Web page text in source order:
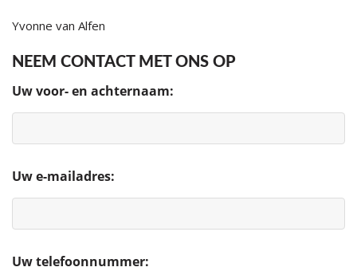
Yvonne van Alfen
NEEM CONTACT MET ONS OP
Uw voor- en achternaam:
Uw e-mailadres:
Uw telefoonnummer: